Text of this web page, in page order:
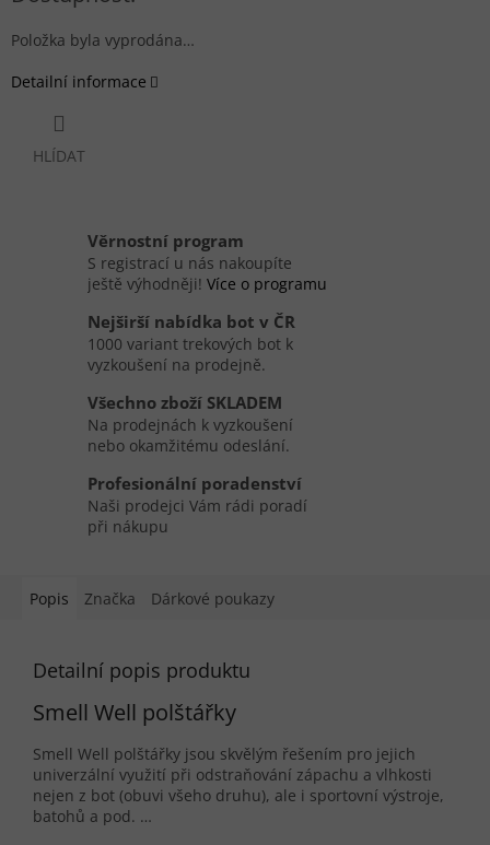
Položka byla vyprodána…
Detailní informace
HLÍDAT
Věrnostní program
S registrací u nás nakoupíte
ještě výhodněji! Více o programu
Nejširší nabídka bot v ČR
1000 variant trekových bot k
vyzkoušení na prodejně.
Všechno zboží SKLADEM
Na prodejnách k vyzkoušení
nebo okamžitému odeslání.
Profesionální poradenství
Naši prodejci Vám rádi poradí
při nákupu
Popis Značka Dárkové poukazy
Detailní popis produktu
Smell Well polštářky
Smell Well polštářky jsou skvělým řešením pro jejich
univerzální využití při odstraňování zápachu a vlhkosti
nejen z bot (obuvi všeho druhu), ale i sportovní výstroje,
batohů a pod. …